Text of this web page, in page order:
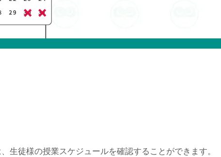
生徒様の授業スケジュールを確認することができます。